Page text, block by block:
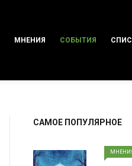
МНЕНИЯ СОБЫТИЯ
САМОЕ ПОПУЛЯРНОЕ